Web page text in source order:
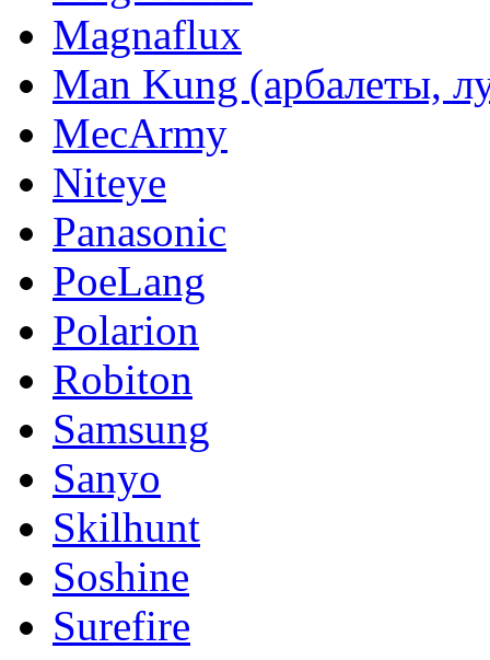
Magnaflux
Man Kung (арбалеты,
MecArmy
Niteye
Panasonic
PoeLang
Polarion
Robiton
Samsung
Sanyo
Skilhunt
Soshine
Surefire